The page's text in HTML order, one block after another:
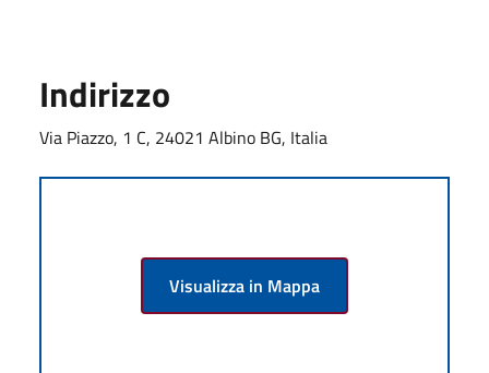
Indirizzo
Via Piazzo, 1 C, 24021 Albino BG, Italia
Visualizza in Mappa